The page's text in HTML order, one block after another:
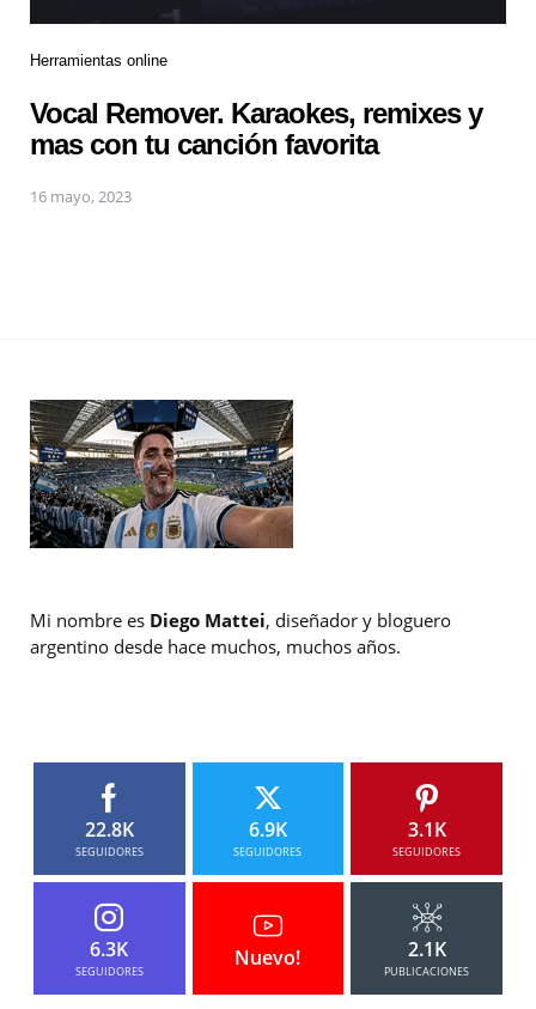
Herramientas online
Vocal Remover. Karaokes, remixes y
mas con tu canción favorita
16 mayo, 2023
Mi nombre es Diego Mattei, diseñador y bloguero
argentino desde hace muchos, muchos años.
22.8K
SEGUIDORES
6.9K
SEGUIDORES
3.1K
SEGUIDORES
6.3K
SEGUIDORES
Nuevo! 2.1K
PUBLICACIONES